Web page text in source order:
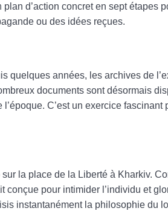
d’action concret en sept étapes
ou des idées reçues.
quelques années, les archives de
documents sont désormais
C’est un exercice
la place de la Liberté à Kharkiv.
conçue pour intimider l’individu et
instantanément la philosophie du